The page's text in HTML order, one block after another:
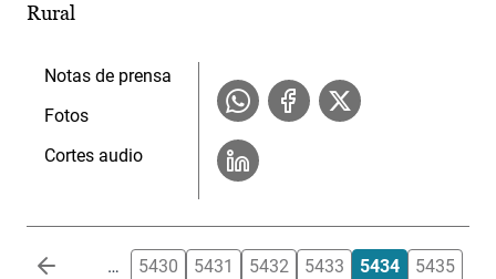
Rural
Notas de prensa
Fotos
Cortes audio
Paginación … 5430 5431 5432 5433 5434
5435